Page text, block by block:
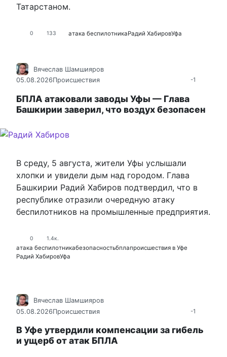
Татарстаном.
0 133 атака беспилотникаРадий ХабировУфа
-1
Вячеслав Шамшияров
05.08.2026Происшествия
БПЛА атаковали заводы Уфы — Глава
Башкирии заверил, что воздух безопасен
В среду, 5 августа, жители Уфы услышали
хлопки и увидели дым над городом. Глава
Башкирии Радий Хабиров подтвердил, что в
республике отразили очередную атаку
беспилотников на промышленные предприятия.
0 1.4к.
атака беспилотникабезопасностьбплапроисшествия в Уфе
Радий ХабировУфа
-1
Вячеслав Шамшияров
05.08.2026Происшествия
В Уфе утвердили компенсации за гибель
и ущерб от атак БПЛА